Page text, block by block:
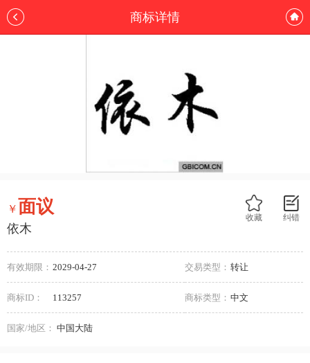
商标详情
纠错
收藏
￥面议
依木
有效期限： 2029-04-27 交易类型： 转让
商标ID： 113257 商标类型： 中文
国家/地区： 中国大陆